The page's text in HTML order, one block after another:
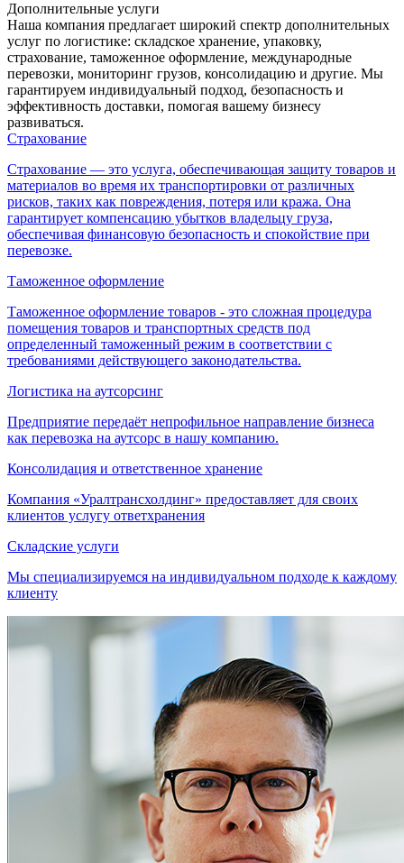
Дополнительные услуги
Наша компания предлагает широкий спектр дополнительных
услуг по логистике: складское хранение, упаковку,
страхование, таможенное оформление, международные
перевозки, мониторинг грузов, консолидацию и другие. Мы
гарантируем индивидуальный подход, безопасность и
эффективность доставки, помогая вашему бизнесу
развиваться.
Страхование
Страхование — это услуга, обеспечивающая защиту товаров и
материалов во время их транспортировки от различных
рисков, таких как повреждения, потеря или кража. Она
гарантирует компенсацию убытков владельцу груза,
обеспечивая финансовую безопасность и спокойствие при
перевозке.
Таможенное оформление
Таможенное оформление товаров - это сложная процедура
помещения товаров и транспортных средств под
определенный таможенный режим в соответствии с
требованиями действующего законодательства.
Логистика на аутсорсинг
Предприятие передаёт непрофильное направление бизнеса
как перевозка на аутсорс в нашу компанию.
Консолидация и ответственное хранение
Компания «Уралтрансхолдинг» предоставляет для своих
клиентов услугу ответхранения
Складские услуги
Мы специализируемся на индивидуальном подходе к каждому
клиенту